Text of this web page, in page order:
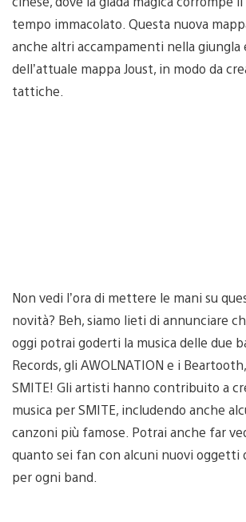
tempo immacolato. Questa nuova
anche altri accampamenti nella giungla
dell’attuale mappa Joust, in modo da
tattiche.
Non vedi l’ora di mettere le mani su
novità? Beh, siamo lieti di annunciare
oggi potrai goderti la musica delle due
Records, gli AWOLNATION e i
SMITE! Gli artisti hanno contribuito a
musica per SMITE, includendo anche
canzoni più famose. Potrai anche far
quanto sei fan con alcuni nuovi oggetti
per ogni band.